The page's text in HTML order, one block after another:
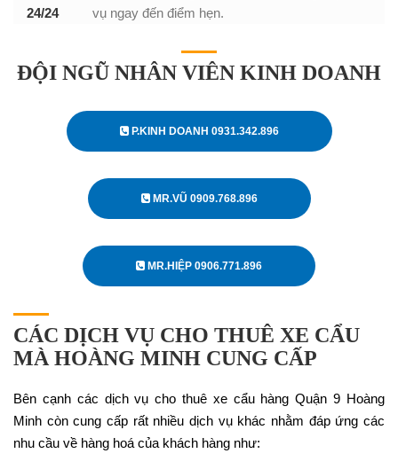
24/24
vụ ngay đến điểm hẹn.
ĐỘI NGŨ NHÂN VIÊN KINH DOANH
P.KINH DOANH 0931.342.896
MR.VŨ 0909.768.896
MR.HIỆP 0906.771.896
CÁC DỊCH VỤ CHO THUÊ XE CẨU
MÀ HOÀNG MINH CUNG CẤP
Bên cạnh các dịch vụ cho thuê xe cẩu hàng Quận 9 Hoàng
Minh còn cung cấp rất nhiều dịch vụ khác nhằm đáp ứng các
nhu cầu về hàng hoá của khách hàng như: